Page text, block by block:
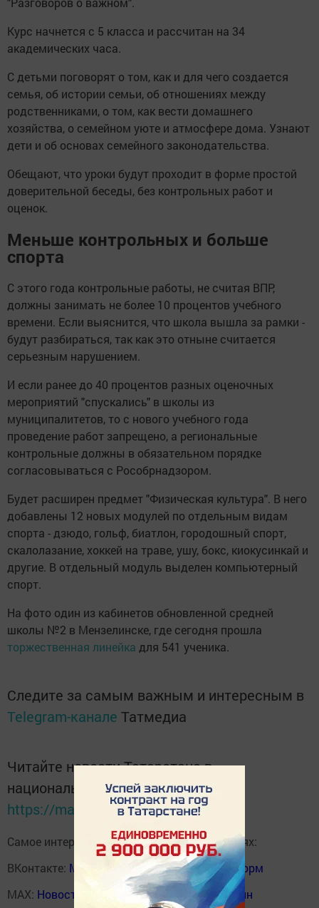
Курс начнется с 5 класса и рассчитан на 34
академических часа.
С детьми поговорят о том, как и для чего создается
семья, об истории семьи, об отношениях между
родственниками, о том, как вести домашнего
хозяйства, о семейном уюте и атмосфере дома. Узнают
дети и об основах семейного законодательства.
Обещают, что уроки будут проходит в форме простой
доверительной беседы, без контрольных работ и
оценок.
Меньше контрольных и больше
спорта
С этого года контрольные работы, не считая ВПР,
должны занимать не более 10 процентов учебного
времени. Если выяснится, что школа вышла за рамки -
будут разбираться, так как это отныне считается
серьезным нарушением.
И если ранее до 40 процентов разных оценочных
мероприятий "спускались" в школы из
муниципалитетов, то с нового учебного года
проведение работ запрещено, а региональные
контрольные должны в обязательном порядке
согласовываться с Рособрнадзором.
Будет расширен предмет "Физическая культура". В него
добавлены 12 новых модулей по отдельным видам
спорта - дзюдо, гольф, биатлон, городошный спорт,
скалолазание, хоккей на траве, ушу, бокс, киокусинкай и
другие. В отдельный модуль выделен компьютерный
спорт.
На фото один из кабинетов обновленной средней
школы №2 в Мензелинске, где сегодня прошла
торжественная линейка для 541 ученика.
Следите за самым важным и интересным в
Telegram-канале Татмедиа
Читайте новости Татарстана в
национальном мессенджере MАХ:
https://max.ru/tatmedia
Самое интересное в наших социальных сетях:
ВКонтакте: Мензелинск news - Мензеля-информ
MAX: Новости Мензелинска - Мензеля онлайн